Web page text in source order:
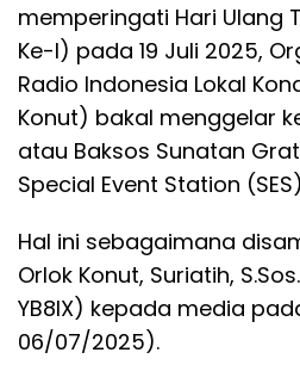
memperingati Hari Ulang
Ke-I) pada 19 Juli 2025,
Radio Indonesia Lokal
Konut) bakal menggelar
atau Baksos Sunatan
Special Event Station
Hal ini sebagaimana
Orlok Konut, Suriatih,
YB8IX) kepada media
06/07/2025).